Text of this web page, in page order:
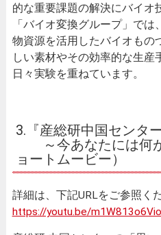
的な重要課題の解決にバイオ
「バイオ変換グループ」で
物資源を活用したバイオもの
しい素材やその効率的な生産
日々実験を重ねています。
3.『産総研中国センタ
～今あなたには何
ョートムービー）
詳細は、下記URLをご参照く
https://youtu.be/m1W813o6Vio